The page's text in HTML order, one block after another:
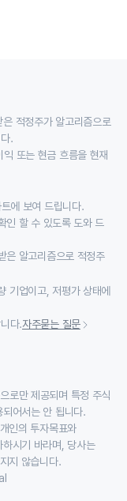
적정주가 알고리즘으로
.
또는 현금 흐름을 현재
에 보여 드립니다.
인 할 수 있도록 도와 드
은 알고리즘으로 적정주
기업이고, 저평가 상태에
다.자주묻는 질문
로만 제공되며 특정 주식
어서는 안 됩니다.
인의 투자목표와
시기 바라며, 당사는
지 않습니다.